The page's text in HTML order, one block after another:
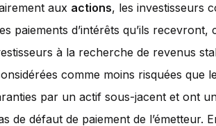
aux actions, les investisseurs
paiements d’intérêts qu’ils
à la recherche de revenus
comme moins risquées que
par un actif sous-jacent et ont
de défaut de paiement de l’émetteur.